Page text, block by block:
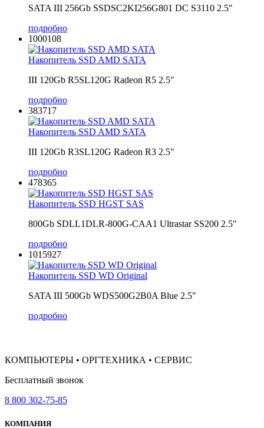
SATA III 256Gb SSDSC2KI256G801 DC S3110 2.5"
подробно
1000108
Накопитель SSD AMD SATA
III 120Gb R5SL120G Radeon R5 2.5"
подробно
383717
Накопитель SSD AMD SATA
III 120Gb R3SL120G Radeon R3 2.5"
подробно
478365
Накопитель SSD HGST SAS
800Gb SDLL1DLR-800G-CAA1 Ultrastar SS200 2.5"
подробно
1015927
Накопитель SSD WD Original
SATA III 500Gb WDS500G2B0A Blue 2.5"
подробно
КОМПЬЮТЕРЫ • ОРГТЕХНИКА • СЕРВИС
Бесплатный звонок
8 800 302-75-85
КОМПАНИЯ